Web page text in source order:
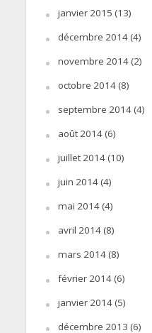
janvier 2015 (13)
décembre 2014(4)
novembre 2014(2)
octobre 2014(8)
septembre 2014(4)
août 2014(6)
juillet 2014(10)
juin 2014(4)
mai 2014(4)
avril 2014(8)
mars 2014(8)
février 2014(6)
janvier 2014(5)
décembre 2013 (6)